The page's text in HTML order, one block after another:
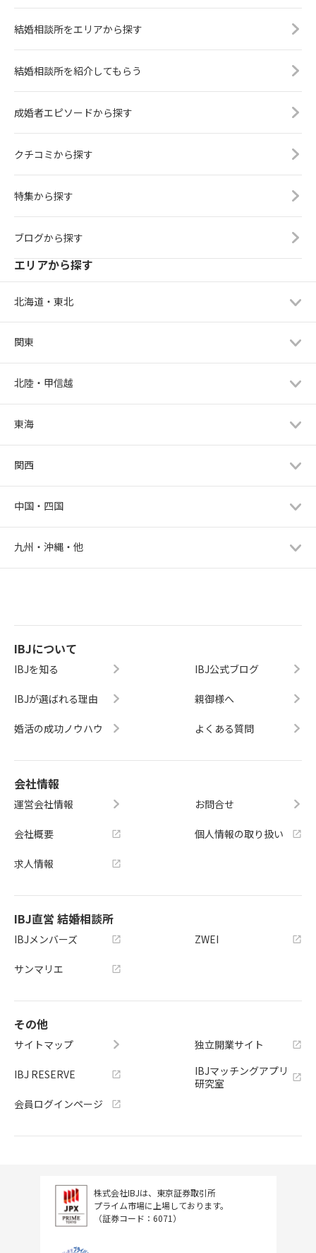
結婚相談所をエリアから探す
結婚相談所を紹介してもらう
成婚者エピソードから探す
クチコミから探す
特集から探す
ブログから探す
エリアから探す
北海道・東北
関東
北陸・甲信越
東海
関西
中国・四国
九州・沖縄・他
IBJについて
IBJを知る
IBJが選ばれる理由
婚活の成功ノウハウ
IBJ公式ブログ
親御様へ
よくある質問
会社情報
運営会社情報
会社概要
求人情報
お問合せ
個人情報の取り扱い
IBJ直営 結婚相談所
IBJメンバーズ
サンマリエ
ZWEI
その他
サイトマップ
IBJ RESERVE
会員ログインページ
独立開業サイト
IBJマッチングアプリ
研究室
株式会社IBJは、東京証券取引所
プライム市場に上場しております。
（証券コード：6071）